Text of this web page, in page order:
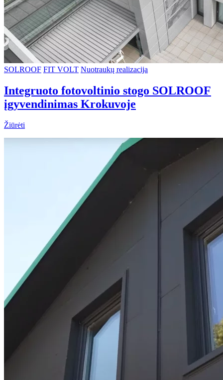
SOLROOF FIT VOLT Nuotraukų realizacija
Integruoto fotovoltinio stogo SOLROOF
įgyvendinimas Krokuvoje
Žiūrėti